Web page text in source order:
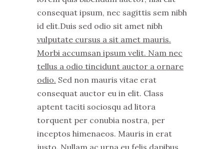
consequat ipsum, nec sagittis sem nibh
id elit.Duis sed odio sit amet nibh
vulputate cursus a sit amet mauris.
Morbi accumsan ipsum velit. Nam nec
tellus a odio tincidunt auctor a ornare
odio. Sed non mauris vitae erat
consequat auctor eu in elit. Class
aptent taciti sociosqu ad litora
torquent per conubia nostra, per
inceptos himenaeos. Mauris in erat